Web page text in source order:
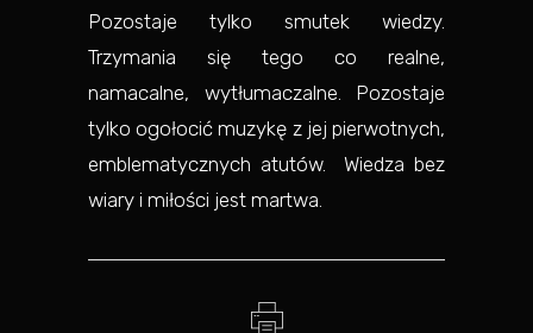
Pozostaje tylko smutek wiedzy.
Trzymania się tego co realne,
namacalne, wytłumaczalne. Pozostaje
tylko ogołocić muzykę z jej pierwotnych,
emblematycznych atutów. Wiedza bez
wiary i miłości jest martwa.